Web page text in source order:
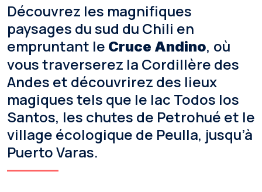
Découvrez les magnifiques
paysages du sud du Chili en
empruntant le Cruce Andino, où
vous traverserez la Cordillère des
Andes et découvrirez des lieux
magiques tels que le lac Todos los
Santos, les chutes de Petrohué et le
village écologique de Peulla, jusqu’à
Puerto Varas.